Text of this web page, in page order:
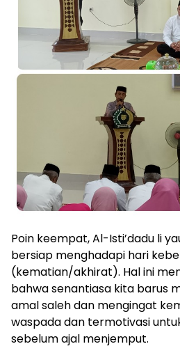
Poin keempat, Al-Isti’dadu li
bersiap menghadapi hari
(kematian/akhirat). Hal ini
bahwa senantiasa kita barus
amal saleh dan mengingat
waspada dan termotivasi
sebelum ajal menjemput.